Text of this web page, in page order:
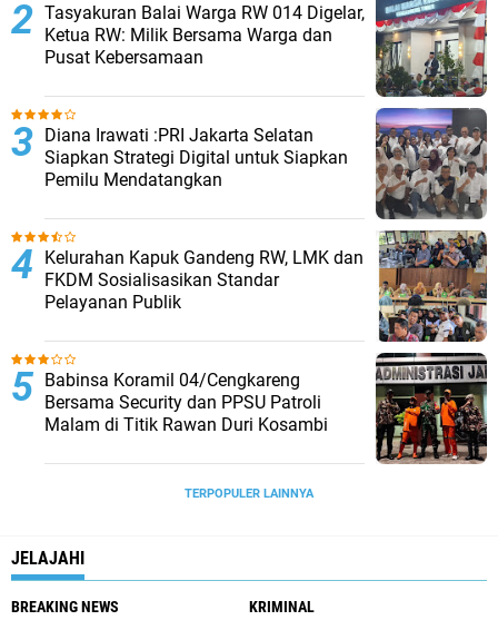
Tasyakuran Balai Warga RW 014 Digelar,
Ketua RW: Milik Bersama Warga dan
Pusat Kebersamaan
Diana Irawati :PRI Jakarta Selatan
Siapkan Strategi Digital untuk Siapkan
Pemilu Mendatangkan
Kelurahan Kapuk Gandeng RW, LMK dan
FKDM Sosialisasikan Standar
Pelayanan Publik
Babinsa Koramil 04/Cengkareng
Bersama Security dan PPSU Patroli
Malam di Titik Rawan Duri Kosambi
TERPOPULER LAINNYA
JELAJAHI
BREAKING NEWS
KRIMINAL